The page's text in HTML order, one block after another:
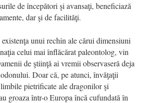
de începători şi avansaţi, beneficiază
dar şi de facilităţi.
unui rechin ale cărui dimensiuni
celui mai înflăcărat paleontolog, vin
de ştiinţă ai vremii observaseră deja
Doar că, pe atunci, învăţaţii
pietrificate ale dragonilor şi
groaza într-o Europa încă cufundată în